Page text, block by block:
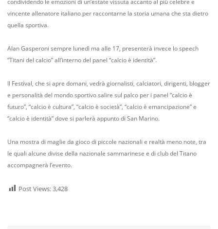
vincente allenatore italiano per raccontarne la storia umana che sta dietro
quella sportiva.
Alan Gasperoni sempre lunedì ma alle 17, presenterà invece lo speech
“Titani del calcio” all’interno del panel “calcio è identità”.
Il Festival, che si apre domani, vedrà giornalisti, calciatori, dirigenti, blogger
e personalità del mondo sportivo salire sul palco per i panel “calcio è
futuro”, “calcio è cultura”, “calcio è società”, “calcio è emancipazione” e
“calcio è identità” dove si parlerà appunto di San Marino.
Una mostra di maglie da gioco di piccole nazionali e realtà meno note, tra
le quali alcune divise della nazionale sammarinese e di club del Titano
accompagnerà l’evento.
Post Views:3,428